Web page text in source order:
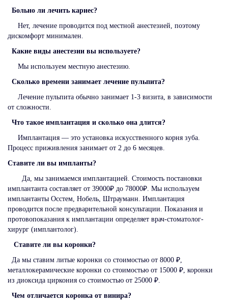
Больно ли лечить кариес?
Нет, лечение проводится под местной анестезией, поэтому
дискомфорт минимален.
Какие виды анестезии вы используете?
Мы используем местную анестезию.
Сколько времени занимает лечение пульпита?
Лечение пульпита обычно занимает 1-3 визита, в зависимости
от сложности.
Что такое имплантация и сколько она длится?
Имплантация — это установка искусственного корня зуба.
Процесс приживления занимает от 2 до 6 месяцев.
Ставите ли вы импланты?
Да, мы занимаемся имплантацией. Стоимость постановки
имплантанта составляет от 39000₽ до 78000₽. Мы используем
имплантанты Осстем, Нобель, Штрауманн. Имплантация
проводится после предварительной консультации. Показания и
протовопоказания к имплантации определяет врач-стоматолог-
хирург (имплантолог).
Ставите ли вы коронки?
Да мы ставим литые коронки со стоимостью от 8000 ₽,
металлокерамические коронки со стоимостью от 15000 ₽, коронки
из диоксида циркония со стоимостью от 25000 ₽.
Чем отличается коронка от винира?